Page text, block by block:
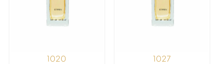
1020 1027